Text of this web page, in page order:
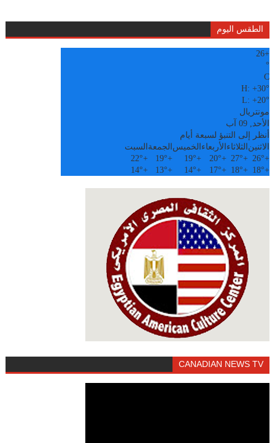
الطقس اليوم
+
26
°
C
H:+30°
L:+20°
مونتريال
الأحد, 09 آب
أنظر إلى التنبؤ لسبعة أيام
الاثنين الثلاثاء الأربعاء الخميس الجمعة السبت
+
26°
+
27°
+
20°
+
19°
+
19°
+
22°
+
18°
+
18°
+
17°
+
14°
+
13°
+
14°
CANADIAN NEWS TV